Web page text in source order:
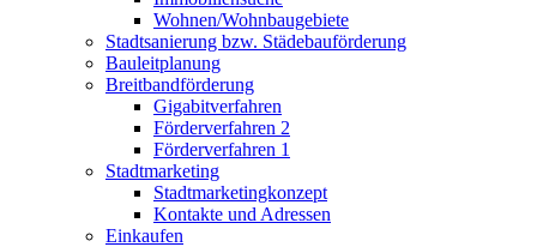
Wohnen/Wohnbaugebiete
Stadtsanierung bzw. Städebauförderung
Bauleitplanung
Breitbandförderung
Gigabitverfahren
Förderverfahren 2
Förderverfahren 1
Stadtmarketing
Stadtmarketingkonzept
Kontakte und Adressen
Einkaufen